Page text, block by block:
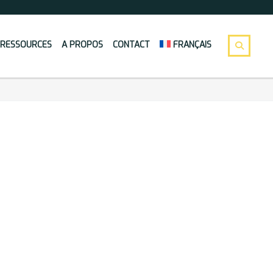
RESSOURCES A PROPOS CONTACT FRANÇAIS